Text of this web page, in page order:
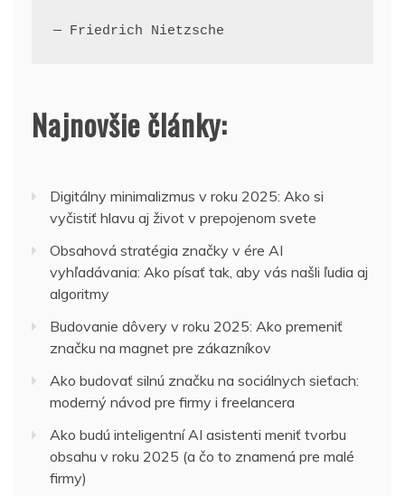
— Friedrich Nietzsche
Najnovšie články:
Digitálny minimalizmus v roku 2025: Ako si
vyčistiť hlavu aj život v prepojenom svete
Obsahová stratégia značky v ére AI
vyhľadávania: Ako písať tak, aby vás našli ľudia aj
algoritmy
Budovanie dôvery v roku 2025: Ako premeniť
značku na magnet pre zákazníkov
Ako budovať silnú značku na sociálnych sieťach:
moderný návod pre firmy i freelancera
Ako budú inteligentní AI asistenti meniť tvorbu
obsahu v roku 2025 (a čo to znamená pre malé
firmy)